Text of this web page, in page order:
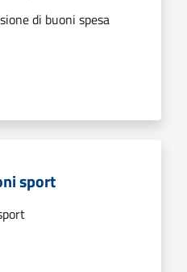
di buoni spesa
sport